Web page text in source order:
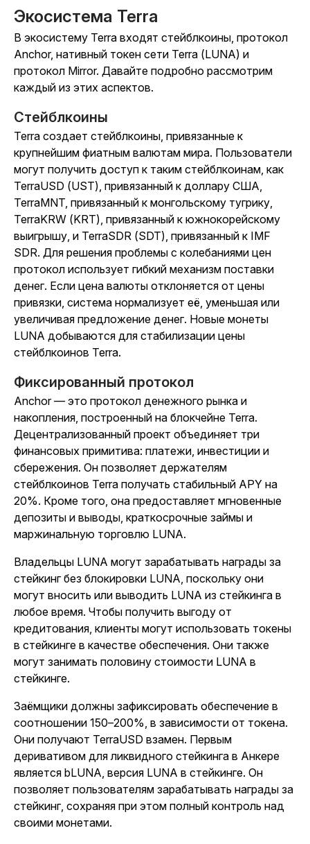
Экосистема Terra
В экосистему Terra входят стейблкоины, протокол
Anchor, нативный токен сети Terra (LUNA) и
протокол Mirror. Давайте подробно рассмотрим
каждый из этих аспектов.
Стейблкоины
Terra создает стейблкоины, привязанные к
крупнейшим фиатным валютам мира. Пользователи
могут получить доступ к таким стейблкоинам, как
TerraUSD (UST), привязанный к доллару США,
TerraMNT, привязанный к монгольскому тугрику,
TerraKRW (KRT), привязанный к южнокорейскому
выигрышу, и TerraSDR (SDT), привязанный к IMF
SDR. Для решения проблемы с колебаниями цен
протокол использует гибкий механизм поставки
денег. Если цена валюты отклоняется от цены
привязки, система нормализует её, уменьшая или
увеличивая предложение денег. Новые монеты
LUNA добываются для стабилизации цены
стейблкоинов Terra.
Фиксированный протокол
Anchor — это протокол денежного рынка и
накопления, построенный на блокчейне Terra.
Децентрализованный проект объединяет три
финансовых примитива: платежи, инвестиции и
сбережения. Он позволяет держателям
стейблкоинов Terra получать стабильный APY на
20%. Кроме того, она предоставляет мгновенные
депозиты и выводы, краткосрочные займы и
маржинальную торговлю LUNA.
Владельцы LUNA могут зарабатывать награды за
стейкинг без блокировки LUNA, поскольку они
могут вносить или выводить LUNA из стейкинга в
любое время. Чтобы получить выгоду от
кредитования, клиенты могут использовать токены
в стейкинге в качестве обеспечения. Они также
могут занимать половину стоимости LUNA в
стейкинге.
Заёмщики должны зафиксировать обеспечение в
соотношении 150–200%, в зависимости от токена.
Они получают TerraUSD взамен. Первым
деривативом для ликвидного стейкинга в Анкере
является bLUNA, версия LUNA в стейкинге. Он
позволяет пользователям зарабатывать награды за
стейкинг, сохраняя при этом полный контроль над
своими монетами.